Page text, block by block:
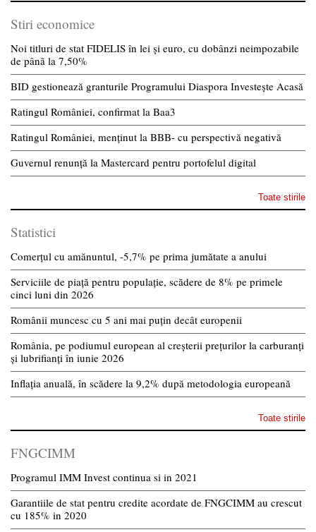
Stiri economice
Noi titluri de stat FIDELIS în lei și euro, cu dobânzi neimpozabile
de pânã la 7,50%
BID gestionează granturile Programului Diaspora Investește Acasă
Ratingul României, confirmat la Baa3
Ratingul României, menținut la BBB- cu perspectivă negativă
Guvernul renunță la Mastercard pentru portofelul digital
Toate stirile
Statistici
Comerțul cu amănuntul, -5,7% pe prima jumătate a anului
Serviciile de piață pentru populație, scădere de 8% pe primele
cinci luni din 2026
Românii muncesc cu 5 ani mai puțin decât europenii
România, pe podiumul european al creșterii prețurilor la carburanți
și lubrifianți în iunie 2026
Inflația anuală, în scădere la 9,2% după metodologia europeană
Toate stirile
FNGCIMM
Programul IMM Invest continua si in 2021
Garantiile de stat pentru credite acordate de FNGCIMM au crescut
cu 185% in 2020